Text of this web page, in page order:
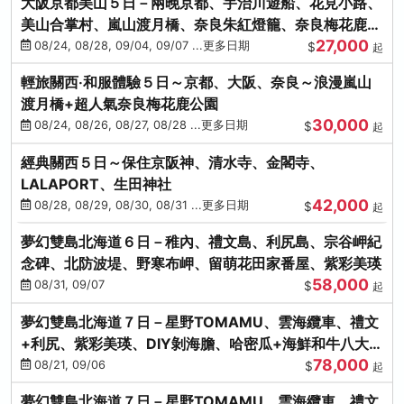
美山合掌村、嵐山渡月橋、奈良朱紅燈籠、奈良梅花鹿、
流水瀑布電扶梯
08/24, 08/28, 09/04, 09/07 ...更多日期 $27,000 起
輕旅關西‧和服體驗５日～京都、大阪、奈良～浪漫嵐山
渡月橋+超人氣奈良梅花鹿公園
08/24, 08/26, 08/27, 08/28 ...更多日期 $30,000 起
經典關西５日～保住京阪神、清水寺、金閣寺、
LALAPORT、生田神社
08/28, 08/29, 08/30, 08/31 ...更多日期 $42,000 起
夢幻雙島北海道６日－稚內、禮文島、利尻島、宗谷岬紀
念碑、北防波堤、野寒布岬、留萌花田家番屋、紫彩美瑛
08/31, 09/07 $58,000 起
夢幻雙島北海道７日－星野TOMAMU、雲海纜車、禮文
+利尻、紫彩美瑛、DIY剝海膽、哈密瓜+海鮮和牛八大螃
蟹吃到飽
08/21, 09/06 $78,000 起